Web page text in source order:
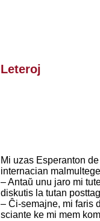
Leteroj
Mi uzas Esperanton
internacian
– Antaŭ unu jaro mi
diskutis la tutan
– Ĉi-semajne, mi faris
sciante ke mi mem